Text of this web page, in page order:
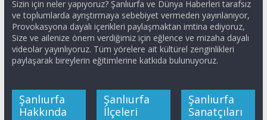
Sizin için neler yapıyoruz? Şanlıurfa ve Dünya Haberleri tarafsız
ve toplumlarda ayrıştırmaya sebebiyet vermeden yayınlanıyor,
Provokasyona dayalı içerikleri paylaşmaktan imtina ediyoruz,
Size ve ailenize önem verdiğimiz için eğlence ve mizaha dayalı
videolar yayınlıyoruz. Tüm yörelere ait kültürel zenginlikleri
paylaşarak bireylerin eğitimlerine katkıda bulunuyoruz.
Şanlıurfa
Hakkında
Şanlıurfa
İlçeleri
Şanlıurfa
Sanatçıları